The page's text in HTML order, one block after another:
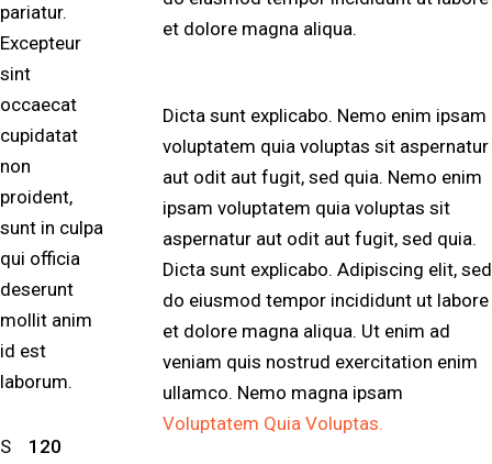
pariatur.
Excepteur
sint
occaecat
cupidatat
non
proident,
sunt in culpa
qui officia
deserunt
mollit anim
id est
laborum.
S
120
et dolore magna aliqua.
Dicta sunt explicabo. Nemo enim ipsam
voluptatem quia voluptas sit aspernatur
aut odit aut fugit, sed quia. Nemo enim
ipsam voluptatem quia voluptas sit
aspernatur aut odit aut fugit, sed quia.
Dicta sunt explicabo. Adipiscing elit, sed
do eiusmod tempor incididunt ut labore
et dolore magna aliqua. Ut enim ad
veniam quis nostrud exercitation enim
ullamco. Nemo magna ipsam
Voluptatem Quia Voluptas.